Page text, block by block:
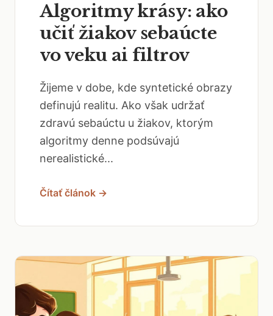
Algoritmy krásy: ako
učiť žiakov sebaúcte
vo veku ai filtrov
Žijeme v dobe, kde syntetické obrazy
definujú realitu. Ako však udržať
zdravú sebaúctu u žiakov, ktorým
algoritmy denne podsúvajú
nerealistické...
Čítať článok →